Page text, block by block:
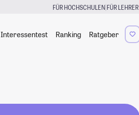
FÜR HOCHSCHULEN|FÜR LEHRER
Interessentest Ranking Ratgeber